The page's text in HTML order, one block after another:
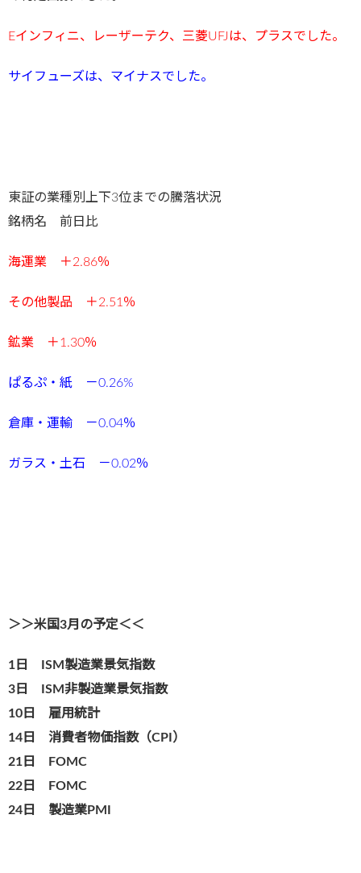
Eインフィニ、レーザーテク、三菱UFJは、プラスで した。
サイフューズは、マイナスで した。
東証の業種別上下3位までの騰落状況
銘柄名 前日比
海運業 ＋2.86％
その他製品 ＋2.51％
鉱業 ＋1.30％
ぱるぷ・紙 －0.26%
倉庫・運輸 －0.04％
ガラス・土石 －0.02％
＞＞米国3月の予定＜＜
1日 ISM製造業景気指数
3日 ISM非製造業景気指数
10日 雇用統計
14日 消費者物価指数（CPI）
21日 FOMC
22日 FOMC
24日 製造業PMI